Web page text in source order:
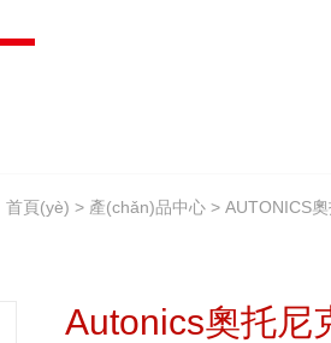
首頁(yè) > 產(chǎn)品中心 > AUTONICS
Autonics奧托尼